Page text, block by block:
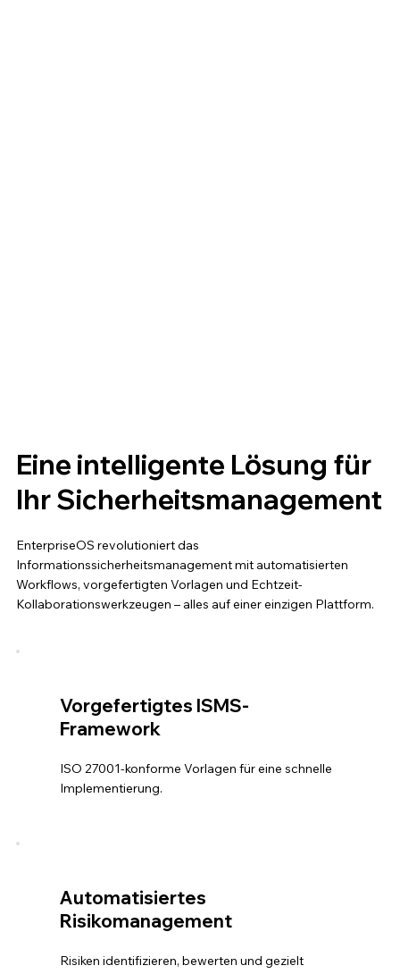
Eine intelligente Lösung für
Ihr Sicherheitsmanagement
EnterpriseOS revolutioniert das
Informationssicherheitsmanagement mit automatisierten
Workflows, vorgefertigten Vorlagen und Echtzeit-
Kollaborationswerkzeugen – alles auf einer einzigen Plattform.
Vorgefertigtes ISMS-
Framework
ISO 27001-konforme Vorlagen für eine schnelle
Implementierung.
Automatisiertes
Risikomanagement
Risiken identifizieren, bewerten und gezielt